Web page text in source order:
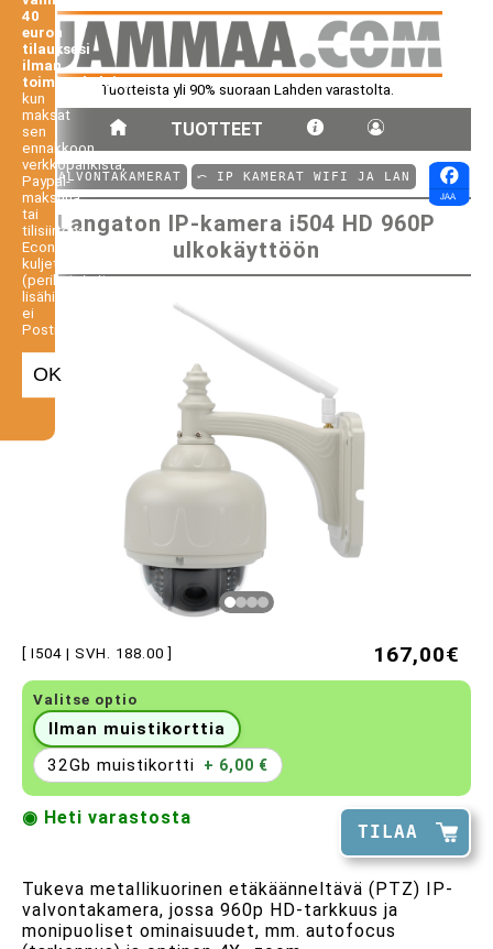
Tuotteista yli 90% suoraan Lahden varastolta.
TUOTTEET
40
euron
tilauksesi
ilman
toimituskuluja,
kun
maksat
sen
ennakkoon
verkkopankista,
Paypal-
maksuna
tai
tilisiirtona.
Economy-
kuljetus
(perilletoimitus
lisähintaan,
ei
Postiennakko).
OK
⤺ VALVONTAKAMERAT ⤺ IP KAMERAT WIFI JA LAN
Langaton IP-kamera i504 HD 960P
ulkokäyttöön
[ I504 | SVH. 188.00 ] 167,00€
Valitse optio
Ilman muistikorttia
32Gb muistikortti
+ 6,00 €
TILAA
◉ Heti varastosta
Tukeva metallikuorinen etäkäänneltävä (PTZ) IP-
valvontakamera, jossa 960p HD-tarkkuus ja
monipuoliset ominaisuudet, mm. autofocus